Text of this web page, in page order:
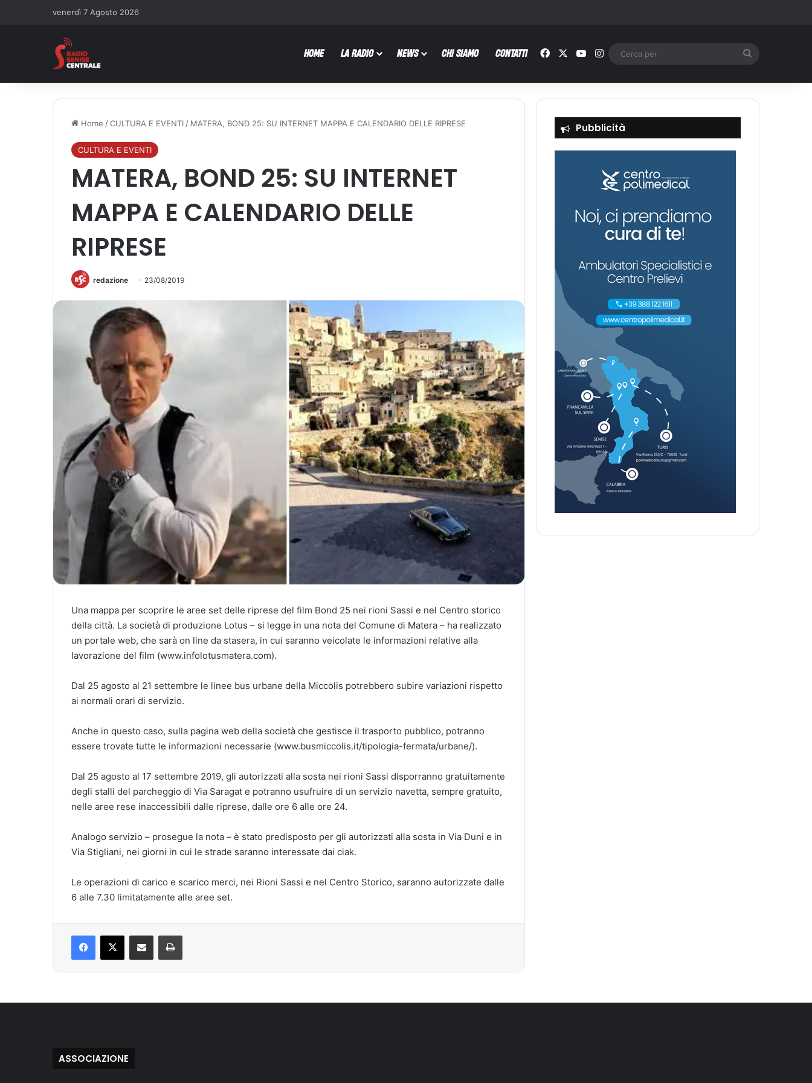
venerdì 7 Agosto 2026
HOME LA RADIO NEWS CHI SIAMO CONTATTI Facebook You TubeInstagram
Home /CULTURA E EVENTI / MATERA, BOND 25: SU INTERNET MAPPA E CALENDARIO DELLE RIPRESE
CULTURA E EVENTI
MATERA, BOND 25: SU INTERNET
MAPPA E CALENDARIO DELLE
RIPRESE
redazione 23/08/2019
Una mappa per scoprire le aree set delle riprese del film Bond 25 nei rioni Sassi e nel Centro storico
della città. La società di produzione Lotus – si legge in una nota del Comune di Matera – ha realizzato
un portale web, che sarà on line da stasera, in cui saranno veicolate le informazioni relative alla
lavorazione del film (www.infolotusmatera.com).
Dal 25 agosto al 21 settembre le linee bus urbane della Miccolis potrebbero subire variazioni rispetto
ai normali orari di servizio.
Anche in questo caso, sulla pagina web della società che gestisce il trasporto pubblico, potranno
essere trovate tutte le informazioni necessarie (www.busmiccolis.it/tipologia-fermata/urbane/).
Dal 25 agosto al 17 settembre 2019, gli autorizzati alla sosta nei rioni Sassi disporranno gratuitamente
degli stalli del parcheggio di Via Saragat e potranno usufruire di un servizio navetta, sempre gratuito,
nelle aree rese inaccessibili dalle riprese, dalle ore 6 alle ore 24.
Analogo servizio – prosegue la nota – è stato predisposto per gli autorizzati alla sosta in Via Duni e in
Via Stigliani, nei giorni in cui le strade saranno interessate dai ciak.
Le operazioni di carico e scarico merci, nei Rioni Sassi e nel Centro Storico, saranno autorizzate dalle
6 alle 7.30 limitatamente alle aree set.
Pubblicità
ASSOCIAZIONE